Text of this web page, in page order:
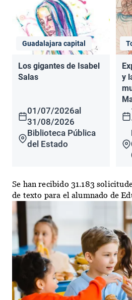
Guadalajara capital
Los gigantes de Isabel
Salas
01/07/2026al
31/08/2026
Biblioteca Pública
del Estado
y
Se han recibido 31.183
de texto para el alumnado de